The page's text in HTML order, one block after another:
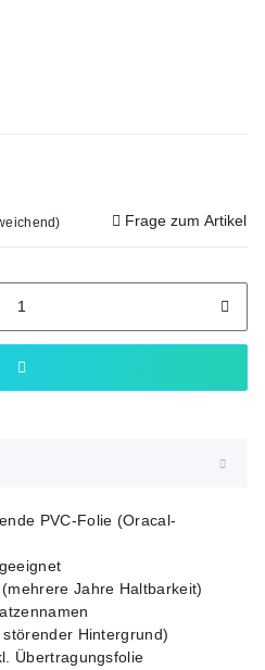
Frage zum Artikel
PVC-Folie (Oracal-
Jahre Haltbarkeit)
Hintergrund)
Übertragungsfolie